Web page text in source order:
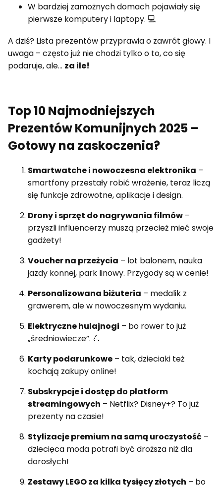
W bardziej zamożnych domach pojawiały się
pierwsze komputery i laptopy. 💻
A dziś? Lista prezentów przyprawia o zawrót głowy. I
uwaga – często już nie chodzi tylko o to, co się
podaruje, ale… za ile!
Top 10 Najmodniejszych
Prezentów Komunijnych 2025 –
Gotowy na zaskoczenia?
Smartwatche i nowoczesna elektronika –
smartfony przestały robić wrażenie, teraz liczą
się funkcje zdrowotne, aplikacje i design.
Drony i sprzęt do nagrywania filmów –
przyszli influencerzy muszą przecież mieć swoje
gadżety!
Voucher na przeżycia – lot balonem, nauka
jazdy konnej, park linowy. Przygody są w cenie!
Personalizowana biżuteria – medalik z
grawerem, ale w nowoczesnym wydaniu.
Elektryczne hulajnogi – bo rower to już
„średniowiecze”. 🛴
Karty podarunkowe – tak, dzieciaki też
kochają zakupy online!
Subskrypcje i dostęp do platform
streamingowych – Netflix? Disney+? To już
prezenty na czasie!
Stylizacje premium na samą uroczystość –
dziecięca moda potrafi być droższa niż dla
dorosłych!
Zestawy LEGO za kilka tysięcy złotych – bo